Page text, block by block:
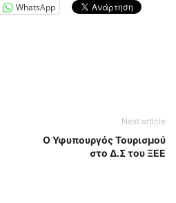
WhatsApp
Next article
Ο Υφυπουργός Τουρισμού
στο Δ.Σ του ΞΕΕ